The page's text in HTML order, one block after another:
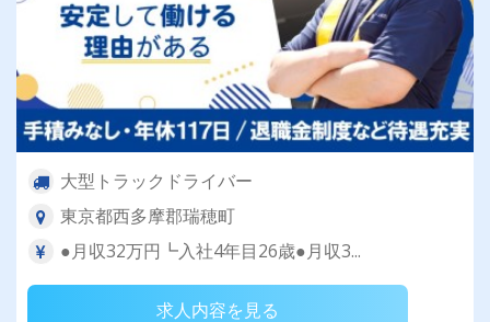
大型トラックドライバー
東京都西多摩郡瑞穂町
●月収32万円┗入社4年目26歳●月収3...
求人内容を見る